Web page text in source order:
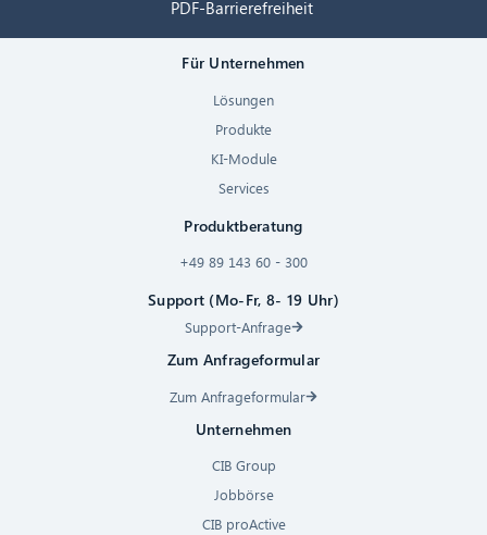
PDF-Barrierefreiheit
Für Unternehmen
Lösungen
Produkte
KI-Module
Services
Produktberatung
+49 89 143 60 - 300
Support (Mo-Fr, 8- 19 Uhr)
Support-Anfrage
Zum Anfrageformular
Zum Anfrageformular
Unternehmen
CIB Group
Jobbörse
CIB proActive